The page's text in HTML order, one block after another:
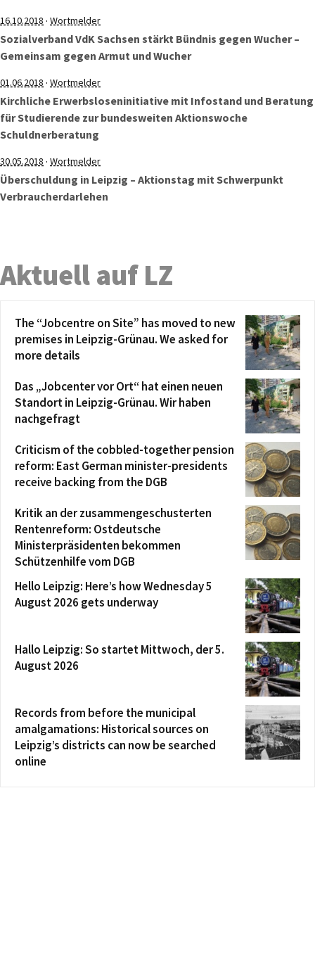
16.10.2018 · Wortmelder
Sozialverband VdK Sachsen stärkt Bündnis gegen Wucher –
Gemeinsam gegen Armut und Wucher
01.06.2018 · Wortmelder
Kirchliche Erwerbsloseninitiative mit Infostand und Beratung
für Studierende zur bundesweiten Aktionswoche
Schuldnerberatung
30.05.2018 · Wortmelder
Überschuldung in Leipzig – Aktionstag mit Schwerpunkt
Verbraucherdarlehen
Aktuell auf LZ
The “Jobcentre on Site” has moved to new
premises in Leipzig-Grünau. We asked for
more details
Das „Jobcenter vor Ort“ hat einen neuen
Standort in Leipzig-Grünau. Wir haben
nachgefragt
Criticism of the cobbled-together pension
reform: East German minister-presidents
receive backing from the DGB
Kritik an der zusammengeschusterten
Rentenreform: Ostdeutsche
Ministerpräsidenten bekommen
Schützenhilfe vom DGB
Hello Leipzig: Here’s how Wednesday 5
August 2026 gets underway
Hallo Leipzig: So startet Mittwoch, der 5.
August 2026
Records from before the municipal
amalgamations: Historical sources on
Leipzig’s districts can now be searched
online